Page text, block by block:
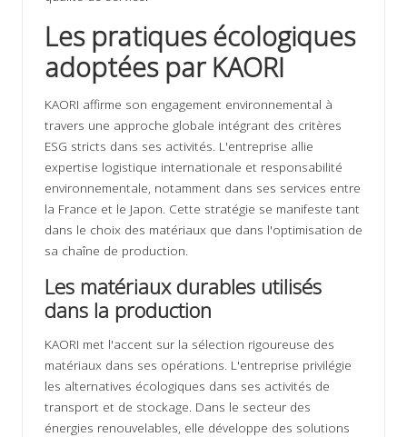
Les pratiques écologiques
adoptées par KAORI
KAORI affirme son engagement environnemental à
travers une approche globale intégrant des critères
ESG stricts dans ses activités. L'entreprise allie
expertise logistique internationale et responsabilité
environnementale, notamment dans ses services entre
la France et le Japon. Cette stratégie se manifeste tant
dans le choix des matériaux que dans l'optimisation de
sa chaîne de production.
Les matériaux durables utilisés
dans la production
KAORI met l'accent sur la sélection rigoureuse des
matériaux dans ses opérations. L'entreprise privilégie
les alternatives écologiques dans ses activités de
transport et de stockage. Dans le secteur des
énergies renouvelables, elle développe des solutions